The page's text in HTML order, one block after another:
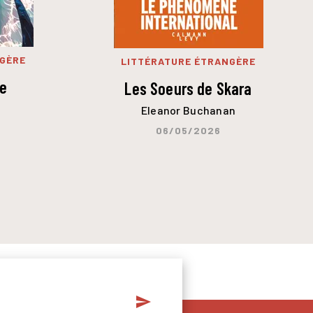
LITTÉRATURE ÉTRANGÈRE
Les Soeurs de Skara
Eleanor Buchanan
06/05/2026
send